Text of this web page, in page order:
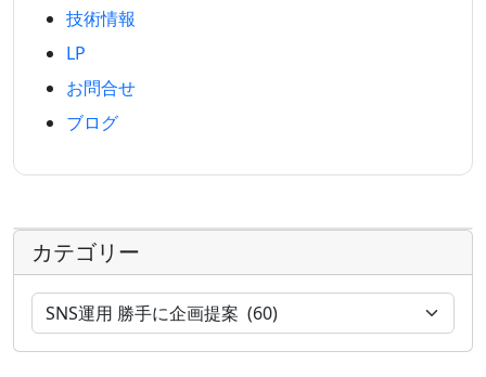
技術情報
LP
お問合せ
ブログ
カテゴリー